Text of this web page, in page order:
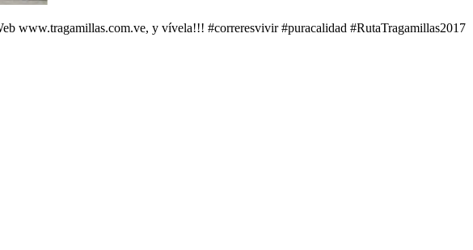
www.tragamillas.com.ve, y vívela!!! #correresvivir #puracalidad #RutaTragamillas2017